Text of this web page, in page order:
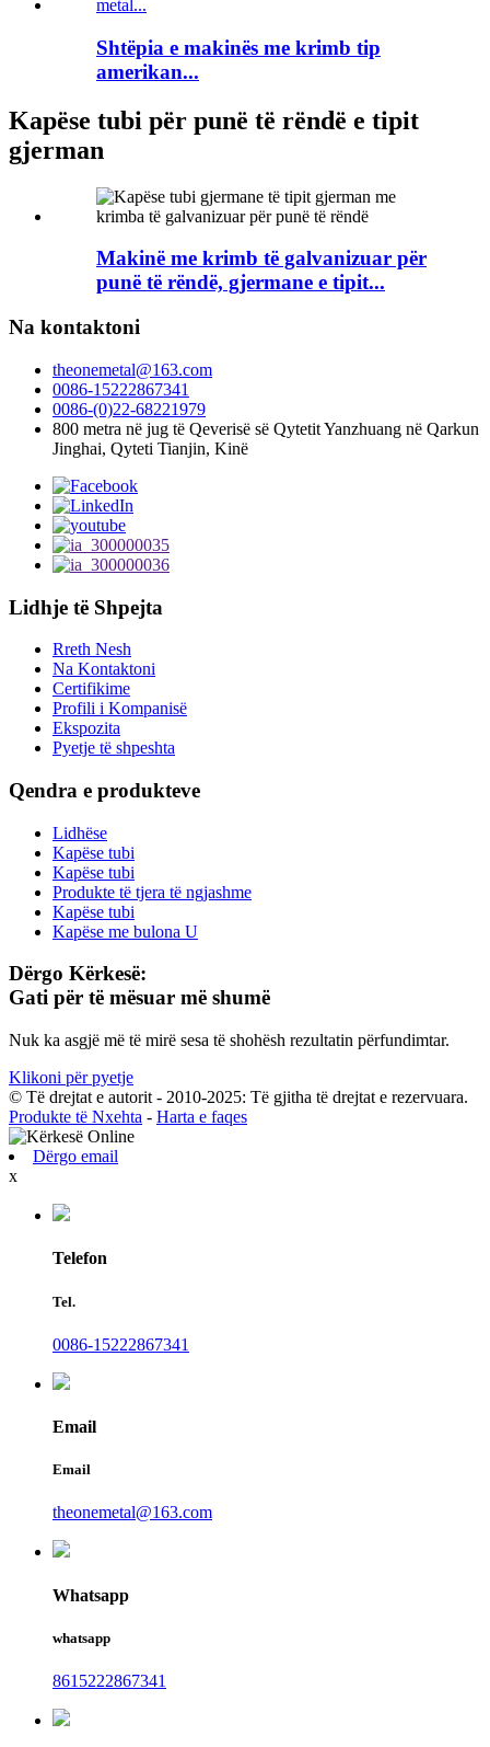
Shtëpia e makinës me krimb tip
amerikan...
Kapëse tubi për punë të rëndë e tipit
gjerman
Makinë me krimb të galvanizuar për
punë të rëndë, gjermane e tipit...
Na kontaktoni
theonemetal@163.com
0086-15222867341
0086-(0)22-68221979
800 metra në jug të Qeverisë së Qytetit Yanzhuang në Qarkun
Jinghai, Qyteti Tianjin, Kinë
Lidhje të Shpejta
Rreth Nesh
Na Kontaktoni
Certifikime
Profili i Kompanisë
Ekspozita
Pyetje të shpeshta
Qendra e produkteve
Lidhëse
Kapëse tubi
Kapëse tubi
Produkte të tjera të ngjashme
Kapëse tubi
Kapëse me bulona U
Dërgo Kërkesë:
Gati për të mësuar më shumë
Nuk ka asgjë më të mirë sesa të shohësh rezultatin përfundimtar.
Klikoni për pyetje
© Të drejtat e autorit - 2010-2025: Të gjitha të drejtat e rezervuara.
Produkte të Nxehta - Harta e faqes
Dërgo email
x
Telefon
Tel.
0086-15222867341
Email
Email
theonemetal@163.com
Whatsapp
whatsapp
8615222867341